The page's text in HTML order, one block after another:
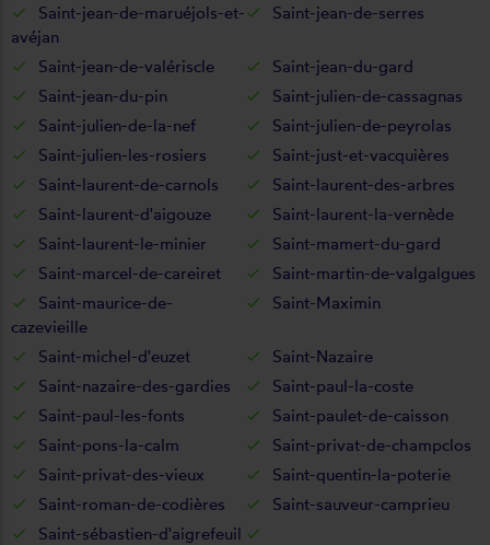
Saint-jean-de-maruéjols-et-
avéjan
Saint-jean-de-serres
Saint-jean-de-valériscle
Saint-jean-du-gard
Saint-jean-du-pin
Saint-julien-de-cassagnas
Saint-julien-de-la-nef
Saint-julien-de-peyrolas
Saint-julien-les-rosiers
Saint-just-et-vacquières
Saint-laurent-de-carnols
Saint-laurent-des-arbres
Saint-laurent-d'aigouze
Saint-laurent-la-vernède
Saint-laurent-le-minier
Saint-mamert-du-gard
Saint-marcel-de-careiret
Saint-martin-de-valgalgues
Saint-maurice-de-
cazevieille
Saint-Maximin
Saint-michel-d'euzet
Saint-Nazaire
Saint-nazaire-des-gardies
Saint-paul-la-coste
Saint-paul-les-fonts
Saint-paulet-de-caisson
Saint-pons-la-calm
Saint-privat-de-champclos
Saint-privat-des-vieux
Saint-quentin-la-poterie
Saint-roman-de-codières
Saint-sauveur-camprieu
Saint-sébastien-d'aigrefeuil